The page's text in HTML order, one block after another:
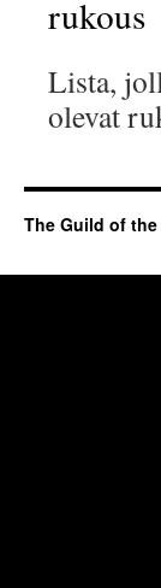
rukous
Lista,
olevat
The Guild of